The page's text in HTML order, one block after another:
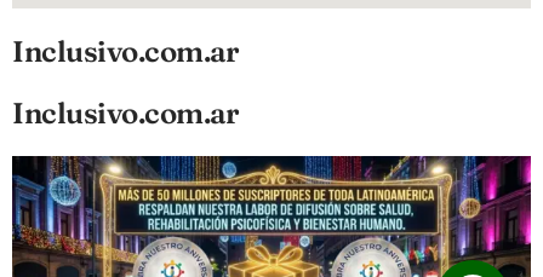
Inclusivo.com.ar
Inclusivo.com.ar